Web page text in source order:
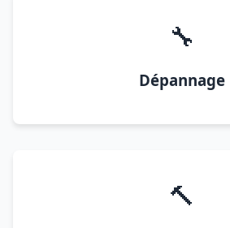
🔧
Dépannage
🔨